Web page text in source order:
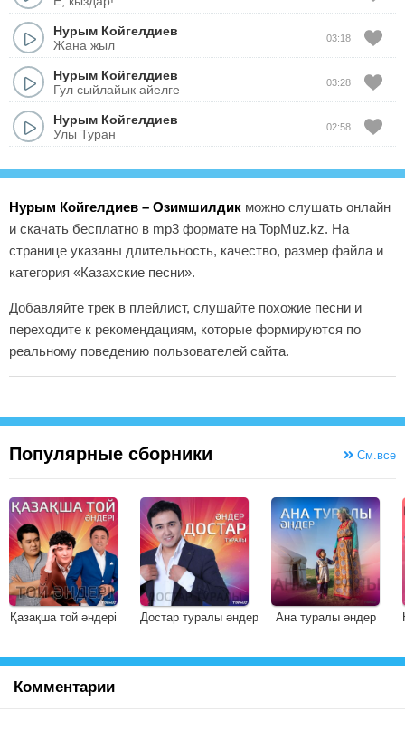
Нурым Койгелдиев
Жана жыл
03:18
Нурым Койгелдиев
Гул сыйлайык айелге
03:28
Нурым Койгелдиев
Улы Туран
02:58
Нурым Койгелдиев – Озимшилдик можно слушать онлайн
и скачать бесплатно в mp3 формате на TopMuz.kz. На
странице указаны длительность, качество, размер файла и
категория «Казахские песни».
Добавляйте трек в плейлист, слушайте похожие песни и
переходите к рекомендациям, которые формируются по
реальному поведению пользователей сайта.
Популярные сборники См.все
Қазақша той әндері Достар туралы әндер Ана туралы әндер
Комментарии